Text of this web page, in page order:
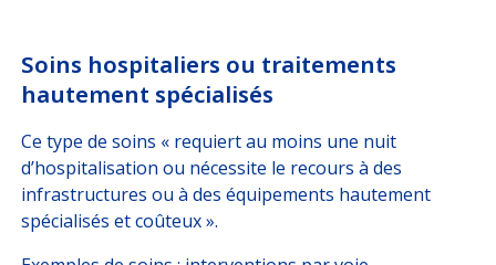
Soins hospitaliers ou traitements
hautement spécialisés
Ce type de soins « requiert au moins une nuit
d’hospitalisation ou nécessite le recours à des
infrastructures ou à des équipements hautement
spécialisés et coûteux ».